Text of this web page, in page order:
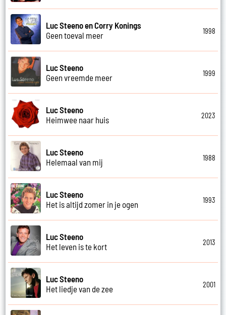
Luc Steeno en Corry Konings
Geen toeval meer
1998
Luc Steeno
Geen vreemde meer
1999
Luc Steeno
Heimwee naar huis
2023
Luc Steeno
Helemaal van mij
1988
Luc Steeno
Het is altijd zomer in je ogen
1993
Luc Steeno
Het leven is te kort
2013
Luc Steeno
Het liedje van de zee
2001